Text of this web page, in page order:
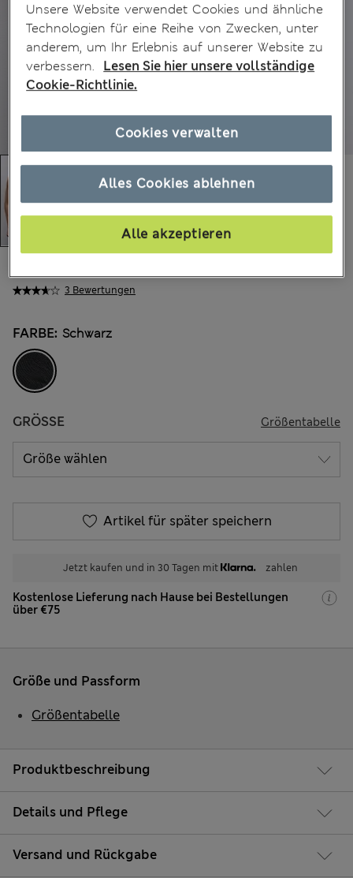
3 Bewertungen
FARBE: Schwarz
GRÖSSE Größentabelle
Artikel für später speichern
Jetzt kaufen und in 30 Tagen mit zahlen
Kostenlose Lieferung nach Hause bei Bestellungen
über €75
Produktbeschreibung
Details und Pflege
Versand und Rückgabe
Größe und Passform
Größentabelle
Unsere Website verwendet Cookies und ähnliche
Technologien für eine Reihe von Zwecken, unter
anderem, um Ihr Erlebnis auf unserer Website zu
verbessern.
Lesen Sie hier unsere vollständige
Cookie-Richtlinie.
Alles Cookies ablehnen
Alle akzeptieren
Cookies verwalten